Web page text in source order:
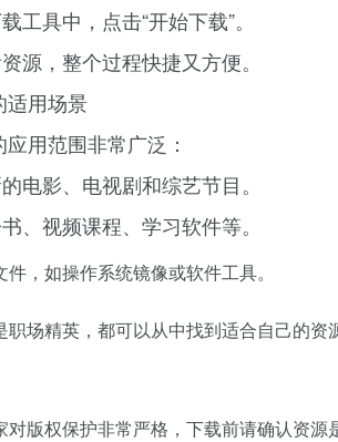
工具中，点击“开始下载”。
源，整个过程快捷又方便。
适用场景
用范围非常广泛：
电影、电视剧和综艺节目。
、视频课程、学习软件等。
，如操作系统镜像或软件工具。
场精英，都可以从中找到适合自己的
版权保护非常严格，下载前请确认资源